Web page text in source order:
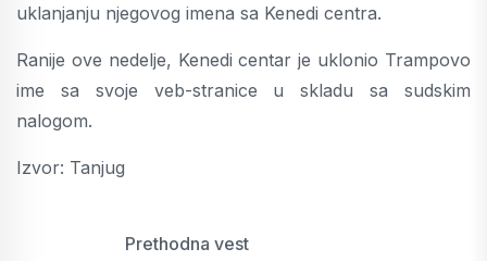
uklanjanju njegovog imena sa Kenedi centra.
Ranije ove nedelje, Kenedi centar je uklonio Trampovo
ime sa svoje veb-stranice u skladu sa sudskim
nalogom.
Izvor: Tanjug
Prethodna vest